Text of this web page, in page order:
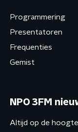
Programmering
Presentatoren
Frequenties
Gemist
NPO 3FM
Altijd op de